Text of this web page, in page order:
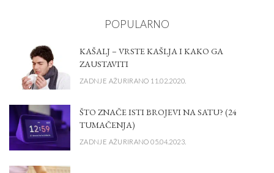
POPULARNO
KAŠALJ – VRSTE KAŠLJA I KAKO GA
ZAUSTAVITI
ZADNJE AŽURIRANO 11.02.2020.
ŠTO ZNAČE ISTI BROJEVI NA SATU? (24
TUMAČENJA)
ZADNJE AŽURIRANO 05.04.2023.